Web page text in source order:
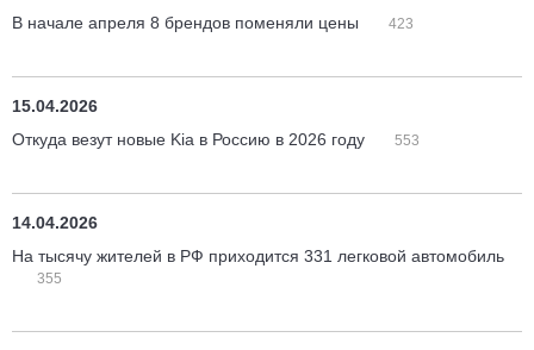
В начале апреля 8 брендов поменяли цены
423
15.04.2026
Откуда везут новые Kia в Россию в 2026 году
553
14.04.2026
На тысячу жителей в РФ приходится 331 легковой автомобиль
355